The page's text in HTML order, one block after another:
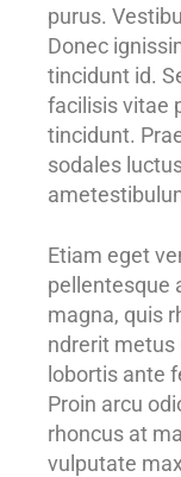
purus.
Donec
tincidunt id.
facilisis vitae
tincidunt.
sodales
Etiam eget
pellentesque
magna, quis
ndrerit metus
lobortis ante
Proin arcu
rhoncus at
vulputate